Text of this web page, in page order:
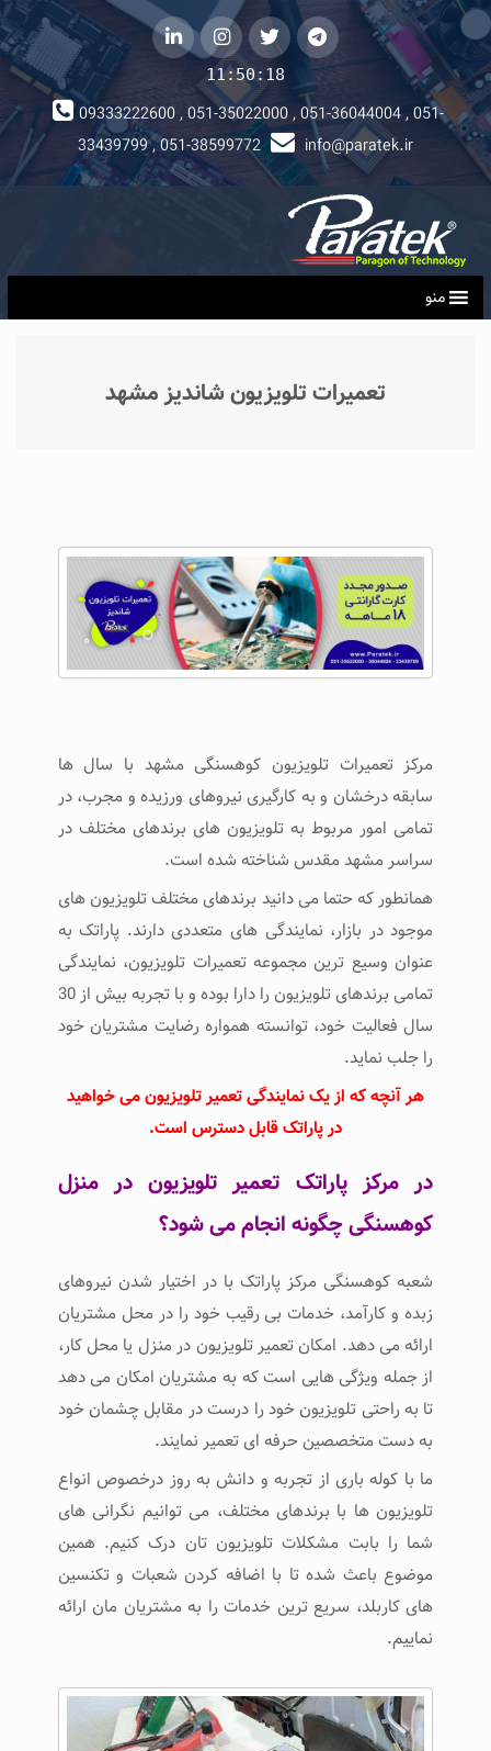
telegramتوییتر instagramلینکداین
11:50:19
09333222600 , 051-35022000 , 051-36044004 , 051-
33439799 , 051-38599772
info@paratek.ir
منو
تعمیرات تلویزیون شاندیز مشهد
مرکز تعمیرات تلویزیون کوهسنگی مشهد با سال ‌ها
سابقه درخشان و به کارگیری نیروهای ورزیده و مجرب، در
تمامی امور مربوط به تلویزیون های برندهای مختلف در
سراسر مشهد مقدس شناخته شده است.
همانطور که حتما می دانید برندهای مختلف تلویزیون های
موجود در بازار، نمایندگی های متعددی دارند. پاراتک به
عنوان وسیع ترین مجموعه تعمیرات تلویزیون، نمایندگی
تمامی برندهای تلویزیون را دارا بوده و با تجربه بیش از 30
سال فعالیت خود، توانسته همواره رضایت مشتریان خود
را جلب نماید.
هر آنچه که از یک نمایندگی تعمیر تلویزیون می خواهید
در پاراتک قابل دسترس است.
در مرکز پاراتک تعمیر تلویزیون در منزل
کوهسنگی چگونه انجام می شود؟
شعبه کوهسنگی مرکز پاراتک با در اختیار شدن نیروهای
زبده و کارآمد، خدمات بی رقیب خود را در محل مشتریان
ارائه می دهد. امکان تعمیر تلویزیون در منزل یا محل کار،
از جمله ویژگی هایی است که به مشتریان امکان می دهد
تا به راحتی تلویزیون خود را درست در مقابل چشمان خود
به دست متخصصین حرفه ای تعمیر نمایند.
ما با کوله باری از تجربه و دانش به روز درخصوص انواع
تلویزیون ها با برندهای مختلف، می توانیم نگرانی های
شما را بابت مشکلات تلویزیون تان درک کنیم. همین
موضوع باعث شده تا با اضافه کردن شعبات و تکنسین
های کاربلد، سریع ترین خدمات را به مشتریان مان ارائه
نماییم.